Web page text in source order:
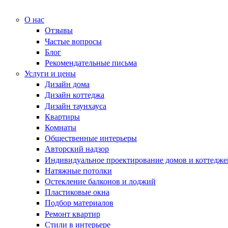
О нас
Отзывы
Частые вопросы
Блог
Рекомендательные письма
Услуги и цены
Дизайн дома
Дизайн коттеджа
Дизайн таунхауса
Квартиры
Комнаты
Общественные интерьеры
Авторский надзор
Индивидуальное проектирование домов и
Натяжные потолки
Остекление балконов и лоджий
Пластиковые окна
Подбор материалов
Ремонт квартир
Стили в интерьере